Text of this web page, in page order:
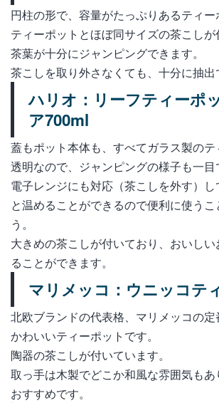
円柱の形で、容量がたっぷりあるティー
ティーポットとほぼ同サイズの茶こしが
茶葉が十分にジャンピングできます。
茶こしを取り外さなくても、十分に抽出
ハリオ：リーフティーポ
ア700ml
蓋もポット本体も、すべてガラス製のテ
透明なので、ジャンピングの様子も一目
電子レンジにも対応（茶こしを外す）
と温めることができるので便利に使うこ
う。
大きめの茶こしが付いており、おいし
ることができます。
マリメッコ：ウニッコテ
北欧ブランドの代表格、マリメッコの
かわいいティーポットです。
陶器の茶こしが付いています。
取っ手は木製でどこか和風な雰囲気も
おすすめです。